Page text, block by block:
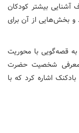
بیشتر کودکان
و بخش‌هایی از آن برای
به قصه‌گویی با محوریت
معرفی شخصیت حضرت
اشاره کرد که با